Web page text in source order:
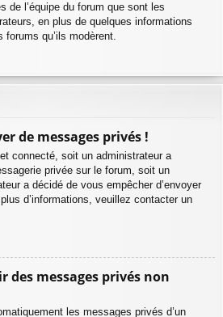
de l’équipe du forum que sont les
en plus de quelques informations
qu’ils modèrent.
de messages privés !
connecté, soit un administrateur a
privée sur le forum, soit un
a décidé de vous empêcher d’envoyer
d’informations, veuillez contacter un
des messages privés non
les messages privés d’un